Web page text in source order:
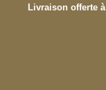
Livraison offerte